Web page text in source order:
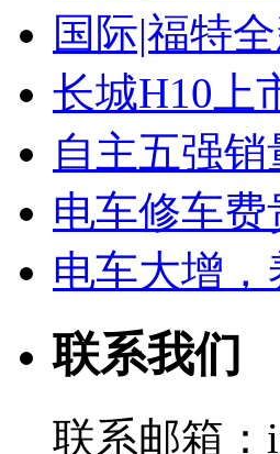
国际|福特
长城H10上
自主五强
电车修车
电车大增
联系我们
联系邮箱：